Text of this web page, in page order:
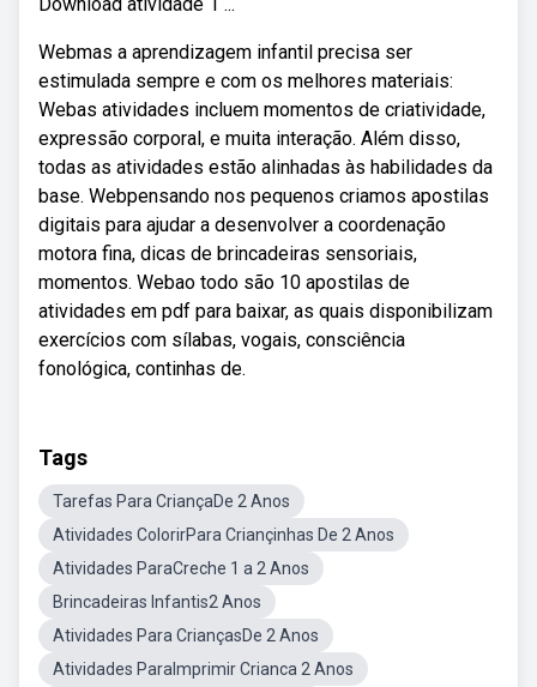
Webmas a aprendizagem infantil precisa ser
estimulada sempre e com os melhores materiais:
Webas atividades incluem momentos de criatividade,
expressão corporal, e muita interação. Além disso,
todas as atividades estão alinhadas às habilidades da
base. Webpensando nos pequenos criamos apostilas
digitais para ajudar a desenvolver a coordenação
motora fina, dicas de brincadeiras sensoriais,
momentos. Webao todo são 10 apostilas de
atividades em pdf para baixar, as quais disponibilizam
exercícios com sílabas, vogais, consciência
fonológica, continhas de.
Tags
Tarefas Para CriançaDe 2 Anos
Atividades ColorirPara Criançinhas De 2 Anos
Atividades ParaCreche 1 a 2 Anos
Brincadeiras Infantis2 Anos
Atividades Para CriançasDe 2 Anos
Atividades ParaImprimir Crianca 2 Anos